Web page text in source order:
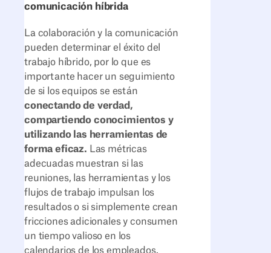
comunicación híbrida
La colaboración y la comunicación
pueden determinar el éxito del
trabajo híbrido, por lo que es
importante hacer un seguimiento
de si los equipos se están
conectando de verdad,
compartiendo conocimientos y
utilizando las herramientas de
forma eficaz. Las métricas
adecuadas muestran si las
reuniones, las herramientas y los
flujos de trabajo impulsan los
resultados o si simplemente crean
fricciones adicionales y consumen
un tiempo valioso en los
calendarios de los empleados.